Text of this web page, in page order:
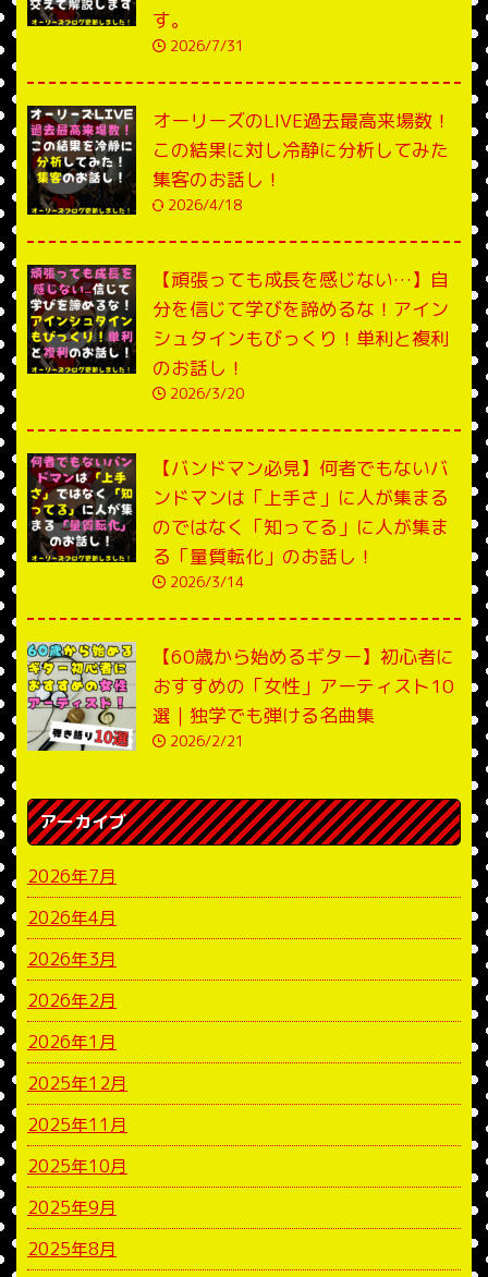
す。
2026/7/31
オーリーズのLIVE過去最高来場数！
この結果に対し冷静に分析してみた
集客のお話し！
2026/4/18
【頑張っても成長を感じない…】自
分を信じて学びを諦めるな！アイン
シュタインもびっくり！単利と複利
のお話し！
2026/3/20
【バンドマン必見】何者でもないバ
ンドマンは「上手さ」に人が集まる
のではなく「知ってる」に人が集ま
る「量質転化」のお話し！
2026/3/14
【60歳から始めるギター】初心者に
おすすめの「女性」アーティスト10
選｜独学でも弾ける名曲集
2026/2/21
アーカイブ
2026年7月
2026年4月
2026年3月
2026年2月
2026年1月
2025年12月
2025年11月
2025年10月
2025年9月
2025年8月